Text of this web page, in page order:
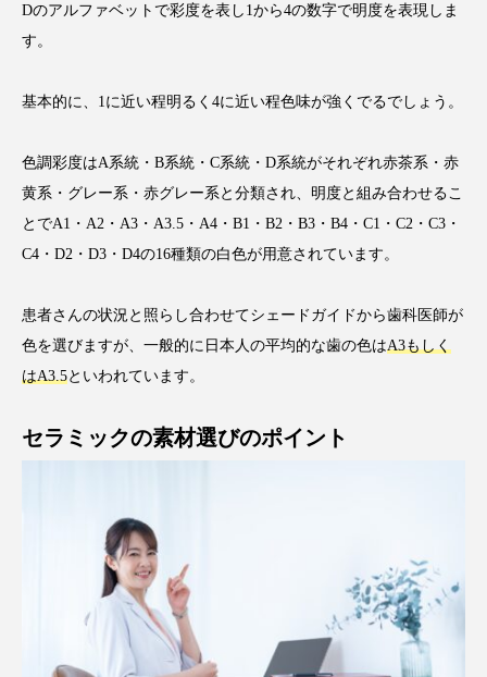
Dのアルファベットで彩度を表し1から4の数字で明度を表現しま
す。
基本的に、1に近い程明るく4に近い程色味が強くでるでしょう。
色調彩度はA系統・B系統・C系統・D系統がそれぞれ赤茶系・赤
黄系・グレー系・赤グレー系と分類され、明度と組み合わせるこ
とでA1・A2・A3・A3.5・A4・B1・B2・B3・B4・C1・C2・C3・
C4・D2・D3・D4の16種類の白色が用意されています。
患者さんの状況と照らし合わせてシェードガイドから歯科医師が
色を選びますが、一般的に日本人の平均的な歯の色はA3もしく
はA3.5といわれています。
セラミックの素材選びのポイント